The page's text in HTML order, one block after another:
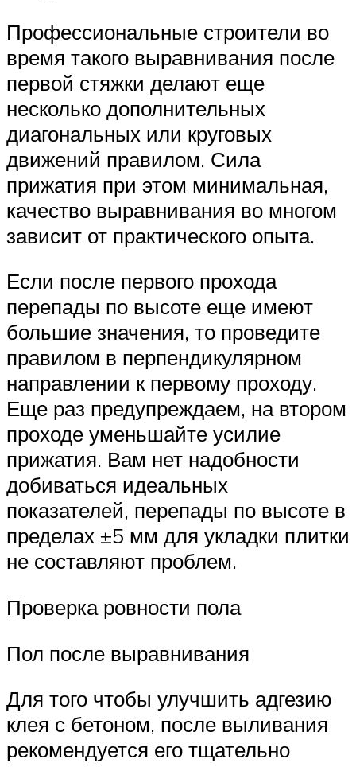
Профессиональные строители во
время такого выравнивания после
первой стяжки делают еще
несколько дополнительных
диагональных или круговых
движений правилом. Сила
прижатия при этом минимальная,
качество выравнивания во многом
зависит от практического опыта.
Если после первого прохода
перепады по высоте еще имеют
большие значения, то проведите
правилом в перпендикулярном
направлении к первому проходу.
Еще раз предупреждаем, на втором
проходе уменьшайте усилие
прижатия. Вам нет надобности
добиваться идеальных
показателей, перепады по высоте в
пределах ±5 мм для укладки плитки
не составляют проблем.
Проверка ровности пола
Пол после выравнивания
Для того чтобы улучшить адгезию
клея с бетоном, после выливания
рекомендуется его тщательно